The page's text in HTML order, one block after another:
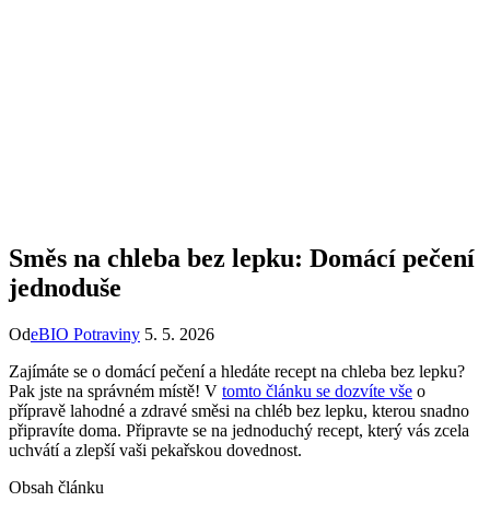
Směs na chleba bez lepku: Domácí pečení
jednoduše
OdeBIO Potraviny 5. 5. 2026
Zajímáte se o domácí pečení a hledáte recept na chleba bez lepku?
Pak jste na správném místě! V tomto článku se dozvíte vše o
přípravě lahodné a zdravé směsi na chléb bez lepku, kterou snadno
připravíte doma. Připravte se na jednoduchý recept, který vás zcela
uchvátí a zlepší vaši pekařskou dovednost.
Obsah článku